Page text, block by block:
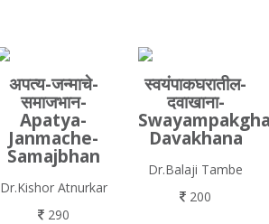
अपत्य-जन्माचे-
समाजभान-
Apatya-
Janmache-
Samajbhan
Dr.Kishor Atnurkar
290
स्वयंपाकघरातील-
दवाखाना-
Davakhana
Dr.Balaji Tambe
200